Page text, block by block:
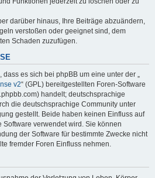
darüber hinaus, Ihre Beiträge abzuändern,
verstoßen oder geeignet sind, dem
Schaden zuzufügen.
es sich bei phpBB um eine unter der „
v2“ (GPL) bereitgestellten Foren-Software
handelt; deutschsprachige
die deutschsprachige Community unter
gestellt. Beide haben keinen Einfluss auf
Software verwendet wird. Sie können
der Software für bestimmte Zwecke nicht
fremder Foren Einfluss nehmen.